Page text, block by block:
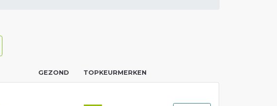
GEZOND TOPKEURMERKEN